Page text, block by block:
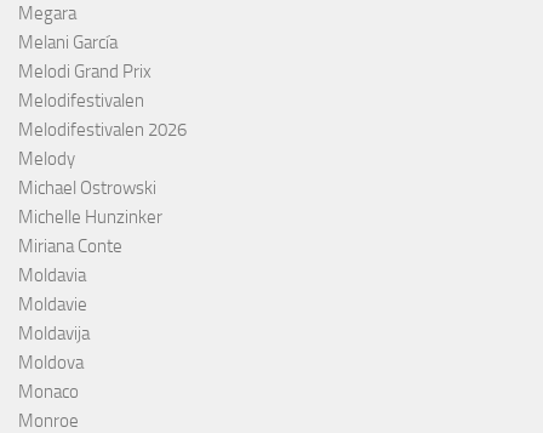
Megara
Melani García
Melodi Grand Prix
Melodifestivalen
Melodifestivalen 2026
Melody
Michael Ostrowski
Michelle Hunzinker
Miriana Conte
Moldavia
Moldavie
Moldavija
Moldova
Monaco
Monroe